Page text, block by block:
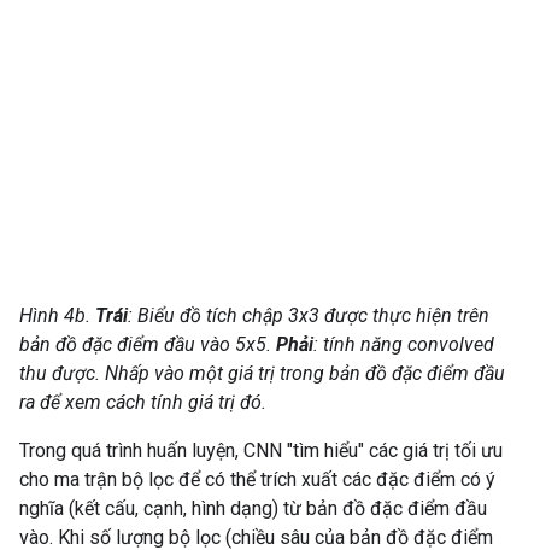
Hình 4b. Trái: Biểu đồ tích chập 3x3 được thực hiện trên
bản đồ đặc điểm đầu vào 5x5. Phải: tính năng convolved
thu được. Nhấp vào một giá trị trong bản đồ đặc điểm đầu
ra để xem cách tính giá trị đó.
Trong quá trình huấn luyện, CNN "tìm hiểu" các giá trị tối ưu
cho ma trận bộ lọc để có thể trích xuất các đặc điểm có ý
nghĩa (kết cấu, cạnh, hình dạng) từ bản đồ đặc điểm đầu
vào. Khi số lượng bộ lọc (chiều sâu của bản đồ đặc điểm